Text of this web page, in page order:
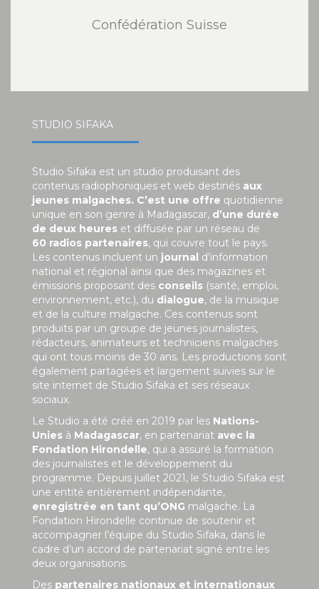
Confédération Suisse
STUDIO SIFAKA
Studio Sifaka est un studio produisant des
contenus radiophoniques et web destinés aux
jeunes malgaches. C’est une offre quotidienne
unique en son genre à Madagascar, d’une durée
de deux heures et diffusée par un réseau de
60 radios partenaires, qui couvre tout le pays.
Les contenus incluent un journal d’information
national et régional ainsi que des magazines et
émissions proposant des conseils (santé, emploi,
environnement, etc.), du dialogue, de la musique
et de la culture malgache. Ces contenus sont
produits par un groupe de jeunes journalistes,
rédacteurs, animateurs et techniciens malgaches
qui ont tous moins de 30 ans. Les productions sont
également partagées et largement suivies sur le
site internet de Studio Sifaka et ses réseaux
sociaux.
Le Studio a été créé en 2019 par les Nations-
Unies à Madagascar, en partenariat avec la
Fondation Hirondelle, qui a assuré la formation
des journalistes et le développement du
programme. Depuis juillet 2021, le Studio Sifaka est
une entité entièrement indépendante,
enregistrée en tant qu’ONG malgache. La
Fondation Hirondelle continue de soutenir et
accompagner l’équipe du Studio Sifaka, dans le
cadre d’un accord de partenariat signé entre les
deux organisations.
Des partenaires nationaux et internationaux